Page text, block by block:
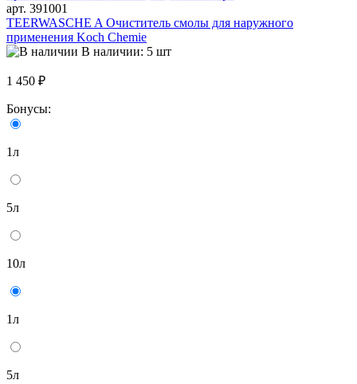
арт. 391001
TEERWASCHE A Очиститель смолы для наружного
применения Koch Chemie
В наличии: 5 шт
1 450 ₽
Бонусы:
1л
5л
10л
1л
5л